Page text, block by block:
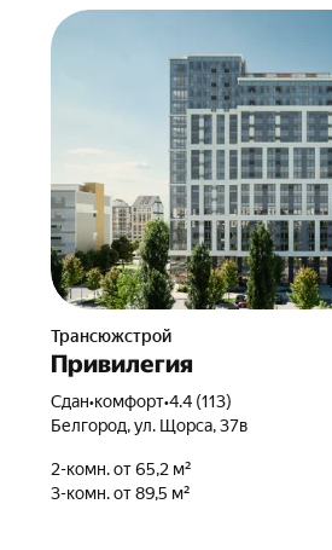
Трансюжстрой
Привилегия
Сдан•комфорт•4.4 (113)
Белгород, ул. Щорса, 37в
2-комн. от 65,2 м²
3-комн. от 89,5 м²